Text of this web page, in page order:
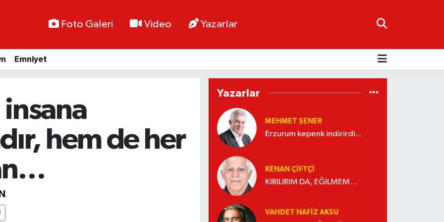
Foto Galeri Video Yazarlar
Emniyet
insana
hem de her
Yazarlar
MEHMET ŞENER
Erzurum kepenk indirirdi...
KENAN ÇİFTÇİ
KIRILIRIM DA, EĞİLMEM…
VAHDET NAFIZ AKSU